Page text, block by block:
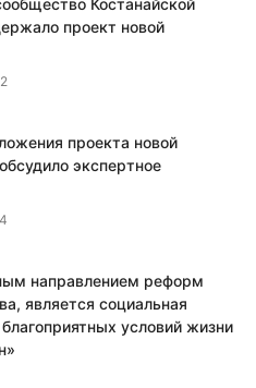
проект новой
проекта новой
экспертное
направлением реформ
является социальная
условий жизни